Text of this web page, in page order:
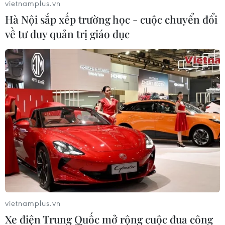
Bầu cử Thái Lan: Chưa có thương lượng về
một liên minh hậu bầu cử
16/05/2023 04:57
Sau khi kết quả sơ bộ cuộc tổng tuyển cử được công bố
với chiến thắng thuộc về đảng Tiến bước, một số thượng
nghị sỹ đã nói bóng gió sẽ không bỏ phiếu cho lãnh
đạo đảng này, ông Pita Limjaroenrat.
vietnamplus.vn
Hà Nội sắp xếp trường học - cuộc chuyển đổi
về tư duy quản trị giáo dục
vietnamplus.vn
Xe điện Trung Quốc mở rộng cuộc đua công